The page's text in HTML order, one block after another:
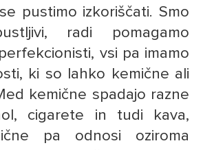
pustimo izkoriščati. Smo
radi pomagamo
vsi pa imamo
ki so lahko kemične ali
kemične spadajo razne
cigarete in tudi kava,
pa odnosi oziroma